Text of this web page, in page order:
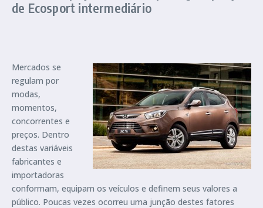
de Ecosport intermediário
Mercados se
regulam por
modas,
momentos,
concorrentes e
preços. Dentro
destas variáveis
fabricantes e
importadoras
conformam, equipam os veículos e definem seus valores a
público. Poucas vezes ocorreu uma junção destes fatores